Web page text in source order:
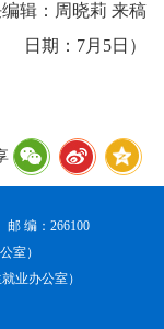
辑：周晓莉 来稿
日期：7月5日）
编：266100
室）
业办公室）